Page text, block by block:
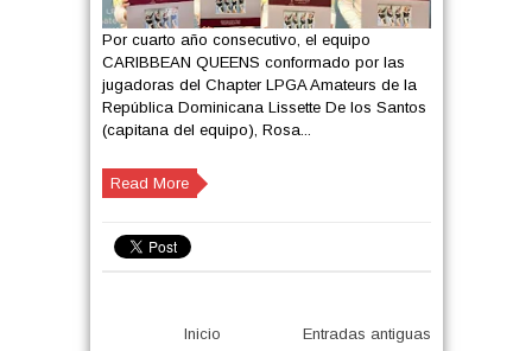
Por cuarto año consecutivo, el equipo
CARIBBEAN QUEENS conformado por las
jugadoras del Chapter LPGA Amateurs de la
República Dominicana Lissette De los Santos
(capitana del equipo), Rosa...
Read More
Entradas antiguas
Inicio